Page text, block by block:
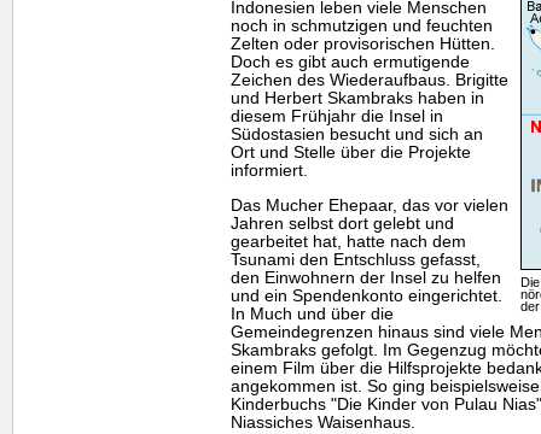
Indonesien leben viele Menschen
noch in schmutzigen und feuchten
Zelten oder provisorischen Hütten.
Doch es gibt auch ermutigende
Zeichen des Wiederaufbaus. Brigitte
und Herbert Skambraks haben in
diesem Frühjahr die Insel in
Südostasien besucht und sich an
Ort und Stelle über die Projekte
informiert.
Das Mucher Ehepaar, das vor vielen
Jahren selbst dort gelebt und
gearbeitet hat, hatte nach dem
Tsunami den Entschluss gefasst,
den Einwohnern der Insel zu helfen
und ein Spendenkonto eingerichtet.
In Much und über die
Gemeindegrenzen hinaus sind viele
Skambraks gefolgt. Im Gegenzug
einem Film über die Hilfsprojekte
angekommen ist. So ging
Kinderbuchs "Die Kinder von Pulau
Niassiches Waisenhaus.